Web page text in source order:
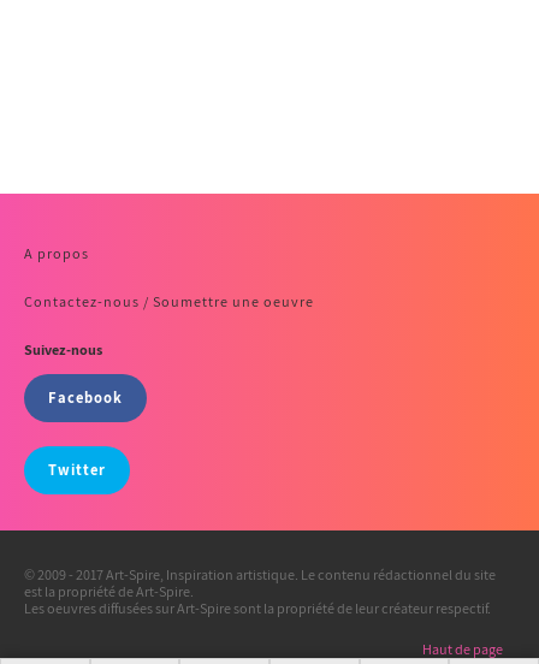
A propos
Contactez-nous / Soumettre une oeuvre
Suivez-nous
Facebook
Twitter
© 2009 - 2017 Art-Spire, Inspiration artistique. Le contenu rédactionnel du site
est la propriété de Art-Spire.
Les oeuvres diffusées sur Art-Spire sont la propriété de leur créateur respectif.
Haut de page